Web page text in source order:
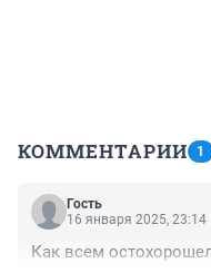
КОММЕНТАРИИ 1
Гость
16 января 2025, 23:14
Как всем